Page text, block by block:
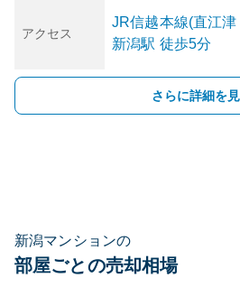
アクセス
JR信越本線(直江津
新潟駅 徒歩5分
さらに詳細を
新潟マンションの
部屋ごとの売却相場